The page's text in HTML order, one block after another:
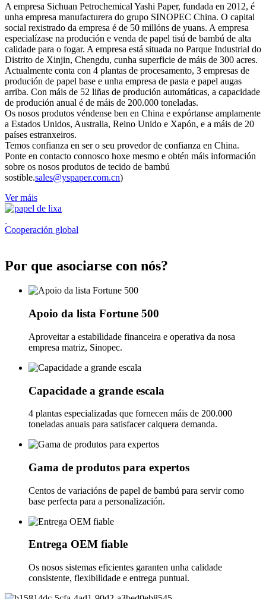
A empresa Sichuan Petrochemical Yashi Paper, fundada en 2012, é
unha empresa manufacturera do grupo SINOPEC China. O capital
social rexistrado da empresa é de 50 millóns de yuans. A empresa
especialízase na produción e venda de papel tisú de bambú de alta
calidade para o fogar. A empresa está situada no Parque Industrial do
Distrito de Xinjin, Chengdu, cunha superficie de máis de 300 acres.
Actualmente conta con 4 plantas de procesamento, 3 empresas de
produción de papel base e unha empresa de pasta e papel augas
arriba. Con máis de 52 liñas de produción automáticas, a capacidade
de produción anual é de máis de 200.000 toneladas.
Os nosos produtos véndense ben en China e expórtanse amplamente
a Estados Unidos, Australia, Reino Unido e Xapón, e a máis de 20
países estranxeiros.
Temos confianza en ser o seu provedor de confianza en China.
Ponte en contacto connosco hoxe mesmo e obtén máis información
sobre os nosos produtos de tecido de bambú
sostible.sales@yspaper.com.cn)
Ver máis
Cooperación global
Por que asociarse con nós?
Apoio da lista Fortune 500
Aproveitar a estabilidade financeira e operativa da nosa
empresa matriz, Sinopec.
Capacidade a grande escala
4 plantas especializadas que fornecen máis de 200.000
toneladas anuais para satisfacer calquera demanda.
Gama de produtos para expertos
Centos de variacións de papel de bambú para servir como
base perfecta para a personalización.
Entrega OEM fiable
Os nosos sistemas eficientes garanten unha calidade
consistente, flexibilidade e entrega puntual.